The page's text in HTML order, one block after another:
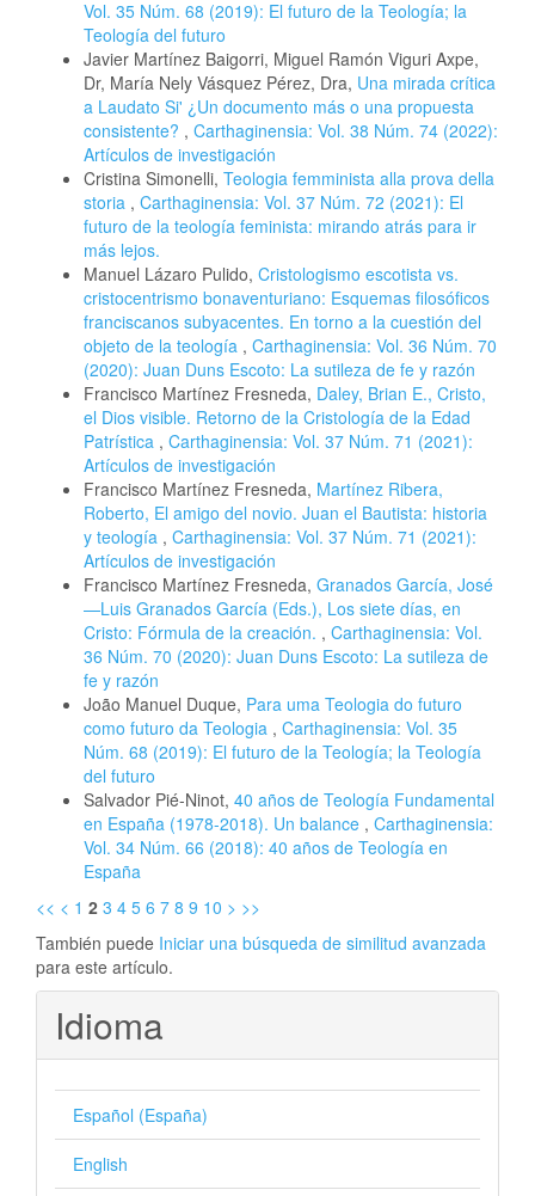
Vol. 35 Núm. 68 (2019): El futuro de la Teología; la
Teología del futuro
Javier Martínez Baigorri, Miguel Ramón Viguri Axpe,
Dr, María Nely Vásquez Pérez, Dra, Una mirada crítica
a Laudato Si' ¿Un documento más o una propuesta
consistente? , Carthaginensia: Vol. 38 Núm. 74 (2022):
Artículos de investigación
Cristina Simonelli, Teologia femminista alla prova della
storia , Carthaginensia: Vol. 37 Núm. 72 (2021): El
futuro de la teología feminista: mirando atrás para ir
más lejos.
Manuel Lázaro Pulido, Cristologismo escotista vs.
cristocentrismo bonaventuriano: Esquemas filosóficos
franciscanos subyacentes. En torno a la cuestión del
objeto de la teología , Carthaginensia: Vol. 36 Núm. 70
(2020): Juan Duns Escoto: La sutileza de fe y razón
Francisco Martínez Fresneda, Daley, Brian E., Cristo,
el Dios visible. Retorno de la Cristología de la Edad
Patrística , Carthaginensia: Vol. 37 Núm. 71 (2021):
Artículos de investigación
Francisco Martínez Fresneda, Martínez Ribera,
Roberto, El amigo del novio. Juan el Bautista: historia
y teología , Carthaginensia: Vol. 37 Núm. 71 (2021):
Artículos de investigación
Francisco Martínez Fresneda, Granados García, José
—Luis Granados García (Eds.), Los siete días, en
Cristo: Fórmula de la creación. , Carthaginensia: Vol.
36 Núm. 70 (2020): Juan Duns Escoto: La sutileza de
fe y razón
João Manuel Duque, Para uma Teologia do futuro
como futuro da Teologia , Carthaginensia: Vol. 35
Núm. 68 (2019): El futuro de la Teología; la Teología
del futuro
Salvador Pié-Ninot, 40 años de Teología Fundamental
en España (1978-2018). Un balance , Carthaginensia:
Vol. 34 Núm. 66 (2018): 40 años de Teología en
España
<< < 1 2 3 4 5 6 7 8 9 10 > >>
También puede Iniciar una búsqueda de similitud avanzada
para este artículo.
Idioma
Español (España)
English